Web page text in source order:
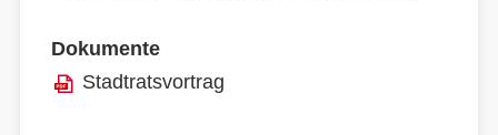
Dokumente
Stadtratsvortrag